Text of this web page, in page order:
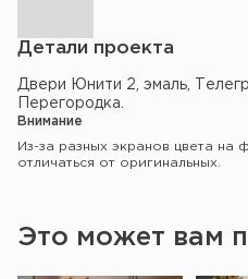
Детали проекта
Двери Юнити 2, эмаль,
Перегородка.
Внимание
Из-за разных экранов цвета на
отличаться от оригинальных.
Это может вам